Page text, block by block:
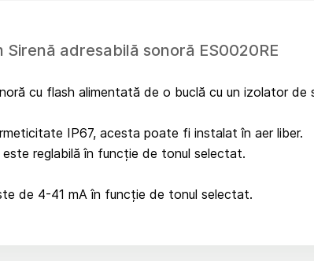
Sirenă adresabilă sonoră ES0020RE
cu flash alimentată de o buclă cu un izolator
IP67, acesta poate fi instalat în aer liber.
reglabilă în funcție de tonul selectat.
de 4-41 mA în funcție de tonul selectat.